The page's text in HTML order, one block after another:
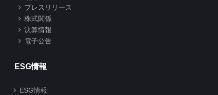
プレスリリース
株式関係
決算情報
電子公告
ESG情報
ESG情報